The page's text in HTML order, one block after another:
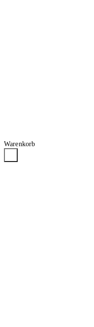
Warenkorb